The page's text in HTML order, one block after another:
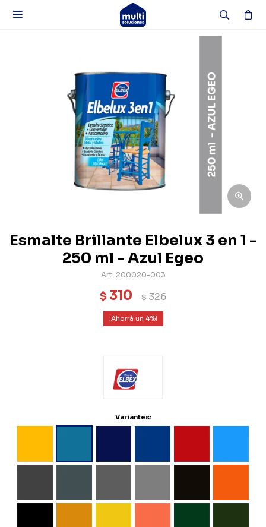

Esmalte Brillante Elbelux 3 en 1 -
250 ml - Azul Egeo
200020-003
$ 310 $326
4
Variantes: